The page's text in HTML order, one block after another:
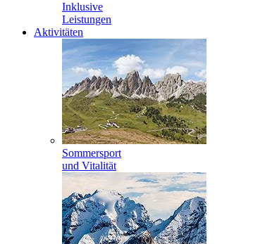
Inklusive
Leistungen
Aktivitäten
Sommersport
und Vitalität